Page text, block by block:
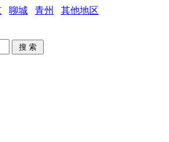
聊城 青州
其他地区